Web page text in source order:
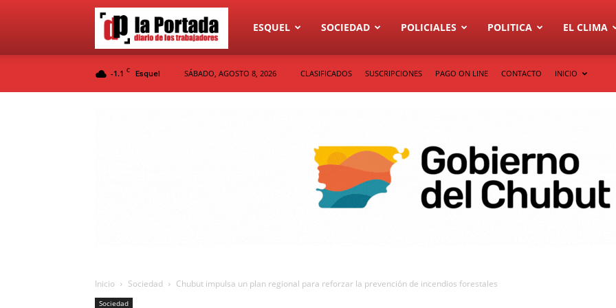
Diario
ESQUEL SOCIEDAD POLICIALES POLITICA EL CLIMA
-1.1 C Esquel SÁBADO, AGOSTO 8, 2026 CLASIFICADOS SUSCRIPCIONES PAGO ON LINE CONTACTO INICIO
Inicio Sociedad Chubut impulsa un plan regional para reforzar la prevención de incendios forestales
Sociedad